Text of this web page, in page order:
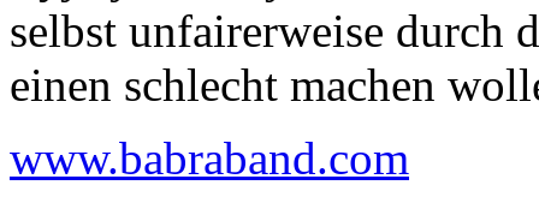
selbst unfairerweise durch
einen schlecht machen
www.babraband.com